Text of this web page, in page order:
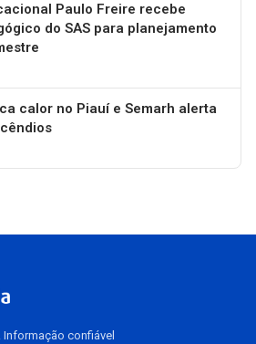
Paulo Freire recebe
do SAS para planejamento
calor no Piauí e Semarh alerta
confiável